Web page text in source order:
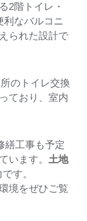
2階トイレ・
利なバルコニ
られた設計で
のトイレ交換
ており、室内
繕工事も予定
います。 土地
す。
境をぜひご覧